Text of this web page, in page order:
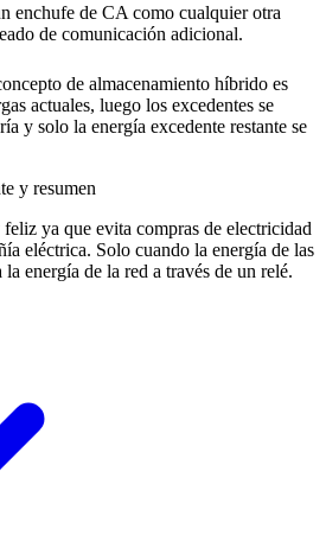
enchufe de CA como cualquier otra
de comunicación adicional.
de almacenamiento híbrido es
actuales, luego los excedentes se
y solo la energía excedente restante se
y resumen
ya que evita compras de electricidad
eléctrica. Solo cuando la energía de las
la energía de la red a través de un relé.